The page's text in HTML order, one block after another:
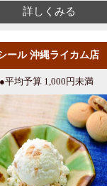
詳しくみる
ール 沖縄ライカム店
平均予算 1,000円未満